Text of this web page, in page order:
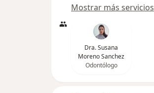
Mostrar más servicios
Dra. Susana
Moreno Sanchez
Odontólogo